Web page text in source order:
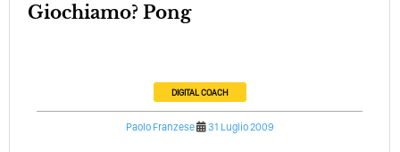
Giochiamo? Pong
DIGITAL COACH
Paolo Franzese 31 Luglio 2009